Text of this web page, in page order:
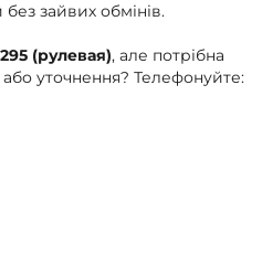
зайвих обмінів.
(рулевая), але потрібна
уточнення? Телефонуйте: